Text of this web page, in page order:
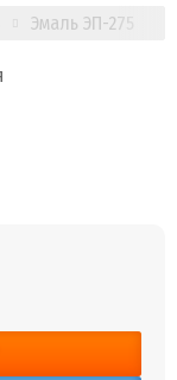
Эмаль ЭП-275